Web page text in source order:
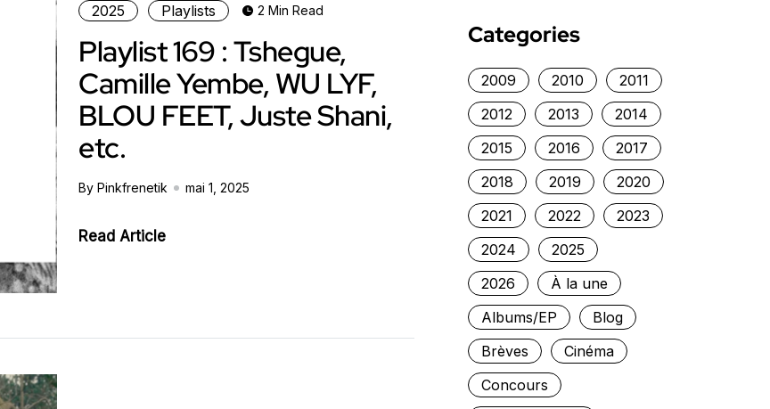
2025 Playlists 2 Min Read
Playlist 169 : Tshegue,
Camille Yembe, WU LYF,
BLOU FEET, Juste Shani,
etc.
By Pinkfrenetik mai 1, 2025
Read Article
Categories
2009 2010
2011
2012
2013
2014
2015
2016
2017
2018
2019
2020
2021
2022
2023
2024
2025
2026
À la une
Albums/EP
Blog
Brèves
Cinéma
Concours